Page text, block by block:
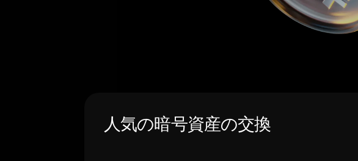
人気の暗号資産の交換